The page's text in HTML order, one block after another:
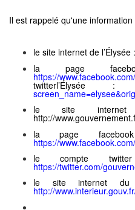
Il est rappelé qu'une
le site internet de
la page
https://
twitterl’Élysée :
le site internet
http://
la page
https://
le compte
https://twitter.com/
le site internet du
http://